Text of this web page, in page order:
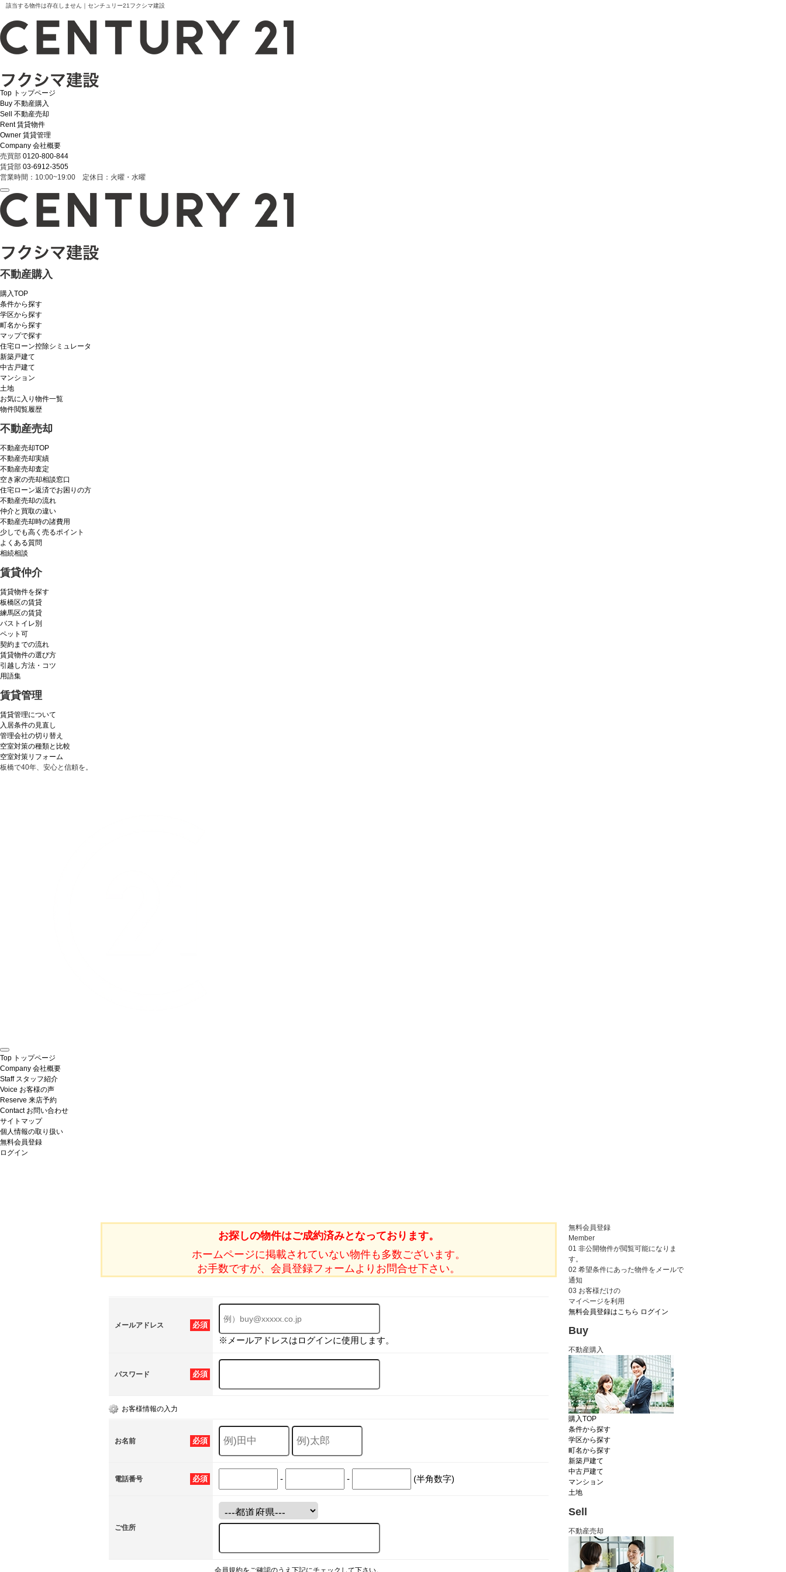
該当する物件は存在しません｜センチュリー21フクシマ建設
Top トップページ
Buy 不動産購入
Sell
不動産売却
Rent 賃貸物件
Owner 賃貸管理
Company 会社概要
売買部 0120-800-844
賃貸部 03-6912-3505
営業時間：10:00~19:00 定休日：火曜・水曜
不動産購入
購入TOP
条件から探す
学区から探す
町名から探す
マップで探す
住宅ローン控除シミュレータ
新築戸建て
中古戸建て
マンション
土地
お気に入り物件一覧
物件閲覧履歴
不動産売却
不動産売却TOP
不動産売却実績
不動産売却査定
空き家の売却相談窓口
住宅ローン返済でお困りの方
不動産売却の流れ
仲介と買取の違い
不動産売却時の諸費用
少しでも高く売るポイント
よくある質問
相続相談
賃貸仲介
賃貸物件を探す
板橋区の賃貸
練馬区の賃貸
バストイレ別
ペット可
契約までの流れ
賃貸物件の選び方
引越し方法・コツ
用語集
賃貸管理
賃貸管理について
入居条件の見直し
管理会社の切り替え
空室対策の種類と比較
空室対策リフォーム
板橋で40年、安心と信頼を。
Top トップページ
Company 会社概要
Staff スタッフ紹介
Voice お客様の声
Reserve 来店予約
Contact お問い合わせ
サイトマップ
個人情報の取り扱い
無料会員登録
ログイン
お探しの物件はご成約済みとなっております。
ホームページに掲載されていない物件も多数ございます。
お手数ですが、会員登録フォームよりお問合せ下さい。
必須
メールアドレス
※メールアドレスはログインに使用します。
必須
パスワード
お客様情報の入力
必須
お名前
必須
電話番号 - - (半角数字)
ご住所
会員規約をご確認のうえ下記にチェックして下さい。
無料会員登録
Member
01 非公開物件が閲覧可能になりま
す。
02 希望条件にあった物件をメールで
通知
03 お客様だけの
マイページを利用
無料会員登録はこちら ログイン
Buy
不動産購入
購入TOP
条件から探す
学区から探す
町名から探す
新築戸建て
中古戸建て
マンション
土地
Sell
不動産売却